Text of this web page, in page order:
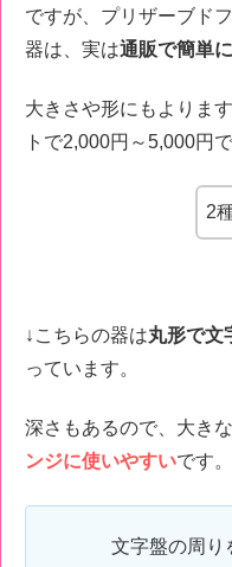
ですが、プリザーブド
器は、実は通販で簡単
大きさや形にもよりま
トで2,000円～5,000円
2
↓こちらの器は丸形で文
っています。
深さもあるので、大き
ンジに使いやすいです。
文字盤の周り